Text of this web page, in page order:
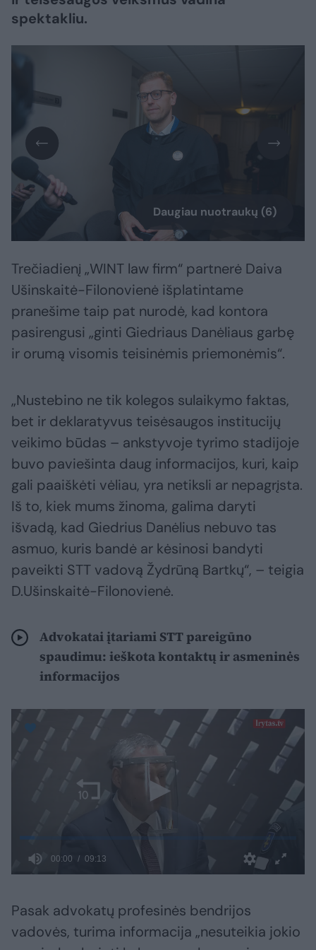
spektakliu.
Daugiau nuotraukų (6)
Trečiadienį „WINT law firm“ partnerė Daiva
Ušinskaitė-Filonovienė išplatintame
pranešime taip pat nurodė, kad kontora
pasirengusi „ginti Giedriaus Danėliaus garbę
ir orumą visomis teisinėmis priemonėmis“.
„Nustebino ne tik kolegos sulaikymo faktas,
bet ir deklaratyvus teisėsaugos institucijų
veikimo būdas – ankstyvoje tyrimo stadijoje
buvo paviešinta daug informacijos, kuri, kaip
gali paaiškėti vėliau, yra netiksli ar nepagrįsta.
Iš to, kiek mums žinoma, galima daryti
išvadą, kad Giedrius Danėlius nebuvo tas
asmuo, kuris bandė ar kėsinosi bandyti
paveikti STT vadovą Žydrūną Bartkų“, – teigia
D.Ušinskaitė-Filonovienė.
Advokatai įtariami STT pareigūno
spaudimu: ieškota kontaktų ir asmeninės
informacijos
Pasak advokatų profesinės bendrijos
vadovės, turima informacija „nesuteikia jokio